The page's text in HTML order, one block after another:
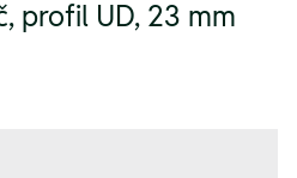
profil UD, 23 mm